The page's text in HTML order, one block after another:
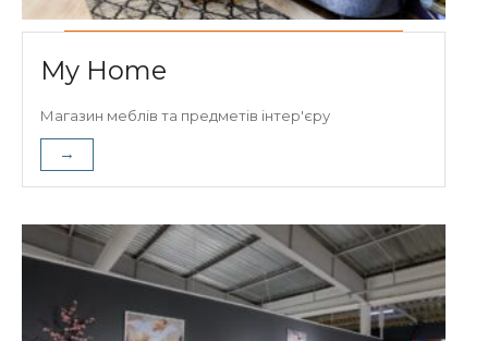
My Home
Магазин меблів та предметів інтер'єру
→